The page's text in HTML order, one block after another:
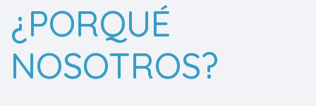
¿PORQUÉ
NOSOTROS?